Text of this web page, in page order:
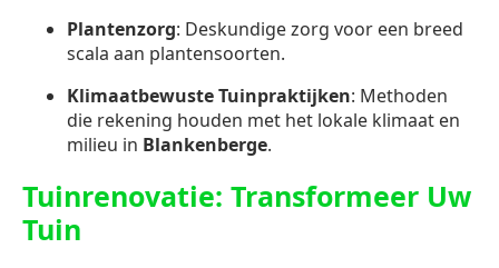
Plantenzorg: Deskundige zorg voor een breed
scala aan plantensoorten.
Klimaatbewuste Tuinpraktijken: Methoden
die rekening houden met het lokale klimaat en
milieu in Blankenberge.
Tuinrenovatie: Transformeer Uw
Tuin